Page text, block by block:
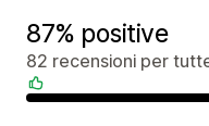
87% positive
82 recensioni per
Recensioni positive